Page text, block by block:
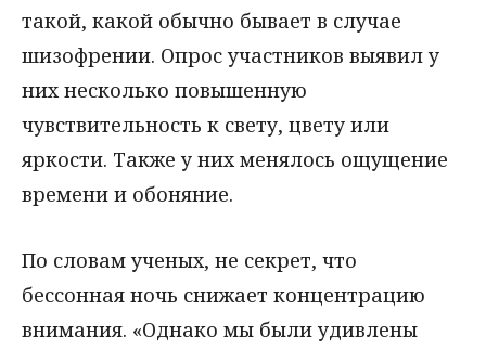
такой, какой обычно бывает в случае
шизофрении. Опрос участников выявил у
них несколько повышенную
чувствительность к свету, цвету или
яркости. Также у них менялось ощущение
времени и обоняние.
По словам ученых, не секрет, что
бессонная ночь снижает концентрацию
внимания. «Однако мы были удивлены